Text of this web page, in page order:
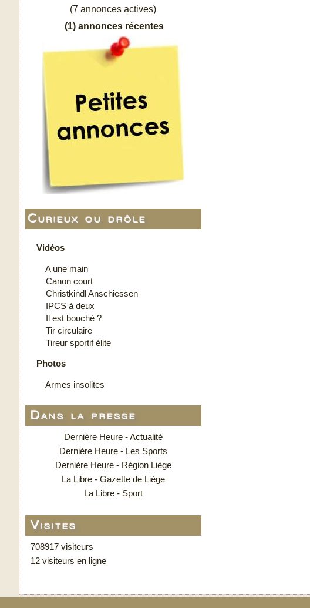
(7 annonces actives)
(1) annonces récentes
Curieux ou drôle
Vidéos
A une main
Canon court
Christkindl Anschiessen
IPCS à deux
Il est bouché ?
Tir circulaire
Tireur sportif élite
Photos
Armes insolites
Dans la presse
Dernière Heure - Actualité
Dernière Heure - Les Sports
Dernière Heure - Région Liège
La Libre - Gazette de Liège
La Libre - Sport
Visites
708917 visiteurs
12 visiteurs en ligne